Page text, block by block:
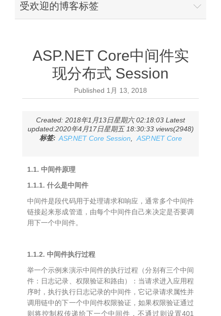
受欢迎的博客标签
ASP.NET Core中间件实
现分布式 Session
Published 1月 13, 2018
Created: 2018年1月13日星期六 02:18:03 Latest
updated:2020年4月17日星期五 18:30:33 views(2948)
标签: ASP.NET Core Session ASP.NET Core
1.1. 中间件原理
1.1.1. 什么是中间件
中间件是段代码用于处理请求和响应，通常多个中间件
链接起来形成管道，由每个中间件自己来决定是否要调
用下一个中间件。
1.1.2. 中间件执行过程
举一个示例来演示中间件的执行过程（分别有三个中间
件：日志记录、权限验证和路由）：当请求进入应用程
序时，执行执行日志记录的中间件，它记录请求属性并
调用链中的下一个中间件权限验证，如果权限验证通过
则将控制权传递给下一个中间件，不通过则设置401